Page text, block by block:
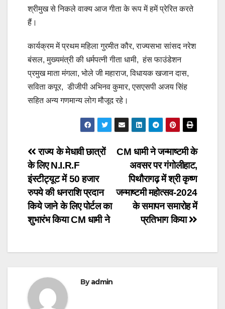
श्रीमुख से निकले वाक्य आज गीता के रूप में हमें प्रेरित करते
हैं।
कार्यक्रम में प्रथम महिला गुरमीत कौर, राज्यसभा सांसद नरेश
बंसल, मुख्यमंत्री की धर्मपत्नी गीता धामी, हंस फाउंडेशन
प्रमुख माता मंगला, भोले जी महाराज, विधायक खजान दास,
सविता कपूर, डीजीपी अभिनव कुमार, एसएसपी अजय सिंह
सहित अन्य गणमान्य लोग मौजूद रहे।
Post
navigation
CM धामी ने जन्माष्टमी के
अवसर पर गंगोलीहाट,
पिथौरागढ़ में श्री कृष्ण
जन्माष्टमी महोत्सव-2024
के समापन समारोह में
प्रतिभाग किया
राज्य के मेधावी छात्रों
के लिए N.I.R.F
इंस्टीट्यूट में 50 हजार
रुपये की धनराशि प्रदान
किये जाने के लिए पोर्टल का
शुभारंभ किया CM धामी ने
Byadmin